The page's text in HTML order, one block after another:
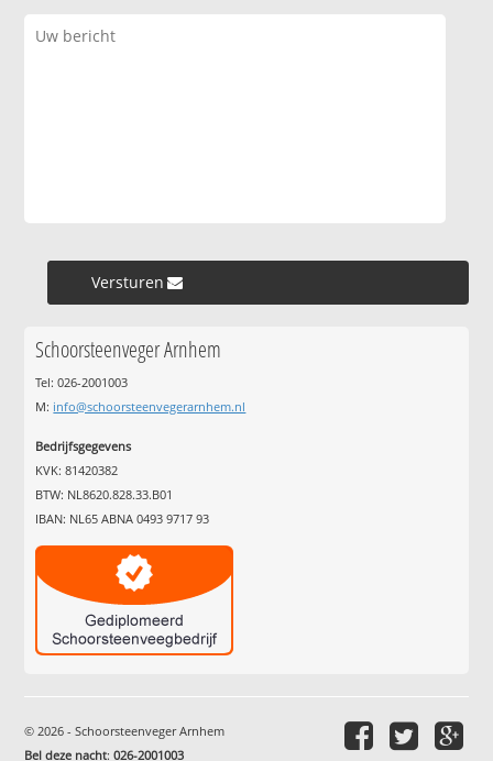
Versturen »
Schoorsteenveger Arnhem
Tel: 026-2001003
M: info@schoorsteenvegerarnhem.nl
Bedrijfsgegevens
KVK: 81420382
BTW: NL8620.828.33.B01
IBAN: NL65 ABNA 0493 9717 93
© 2026 - Schoorsteenveger Arnhem
Bel deze nacht:026-2001003